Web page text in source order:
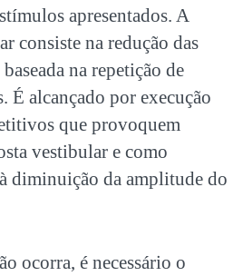
apresentados. A
consiste na redução das
na repetição de
É alcançado por execução
que provoquem
vestibular e como
diminuição da amplitude do
ocorra, é necessário o